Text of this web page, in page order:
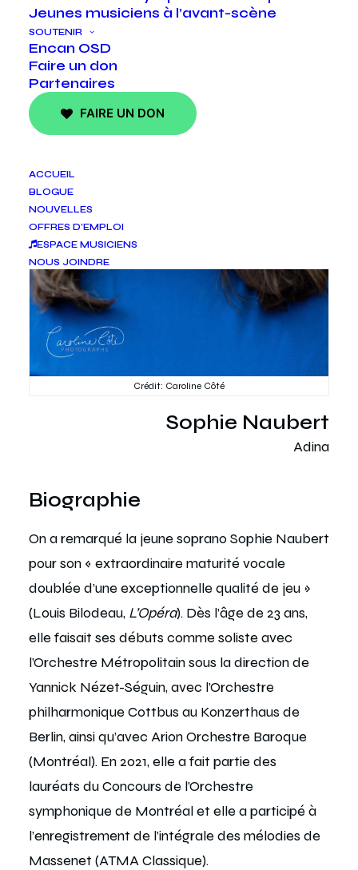
Jeunes musiciens à l’avant-scène
SOUTENIR
Encan OSD
Faire un don
Partenaires
FAIRE UN DON
ACCUEIL
BLOGUE
NOUVELLES
OFFRES D’EMPLOI
ESPACE MUSICIENS
NOUS JOINDRE
Crédit: Caroline Côté
Sophie Naubert
Adina
Biographie
On a remarqué la jeune soprano Sophie Naubert
pour son « extraordinaire maturité vocale
doublée d’une exceptionnelle qualité de jeu »
(Louis Bilodeau, L’Opéra). Dès l’âge de 23 ans,
elle faisait ses débuts comme soliste avec
l’Orchestre Métropolitain sous la direction de
Yannick Nézet-Séguin, avec l’Orchestre
philharmonique Cottbus au Konzerthaus de
Berlin, ainsi qu’avec Arion Orchestre Baroque
(Montréal). En 2021, elle a fait partie des
lauréats du Concours de l’Orchestre
symphonique de Montréal et elle a participé à
l’enregistrement de l’intégrale des mélodies de
Massenet (ATMA Classique).